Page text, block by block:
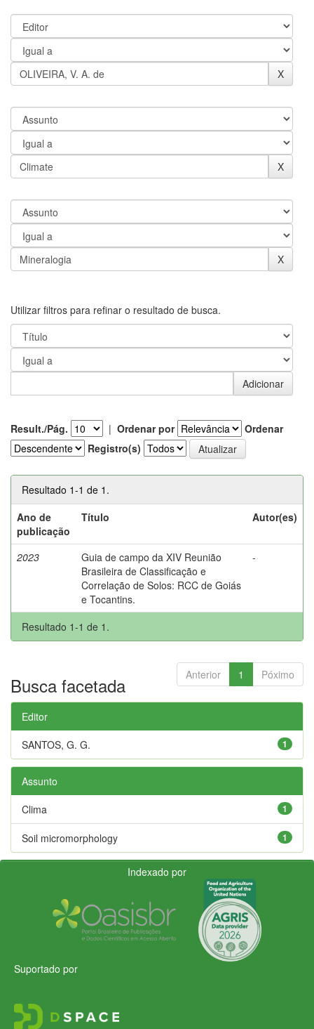
Utilizar filtros para refinar o resultado de busca.
Result./Pág. | Ordenar por
Ordenar
Registro(s)
Resultado 1-1 de 1.
Ano de
publicação
Título Autor(es)
2023
Guia de campo da XIV Reunião
Brasileira de Classificação e
Correlação de Solos: RCC de Goiás
e Tocantins.
-
Resultado 1-1 de 1.
Anterior 1 Póximo
Busca facetada
Editor
1
SANTOS, G. G.
Assunto
1
Clima
1
Soil micromorphology
Indexado por
Suportado por